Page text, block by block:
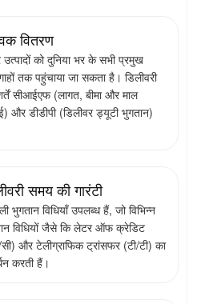
वितरण
उत्पादों को दुनिया भर के सभी प्रमुख
तक पहुंचाया जा सकता है। डिलीवरी
सीआईएफ (लागत, बीमा और माल
और डीडीपी (डिलीवर ड्यूटी भुगतान)
समय की गारंटी
भुगतान विधियाँ उपलब्ध हैं, जो विभिन्न
विधियों जैसे कि लेटर ऑफ क्रेडिट
और टेलीग्राफिक ट्रांसफर (टी/टी) का
करती हैं।